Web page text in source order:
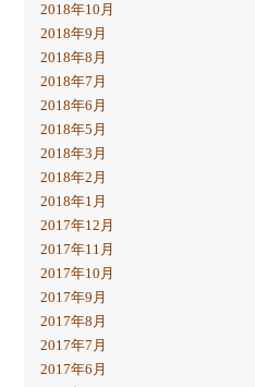
2018年10月
2018年9月
2018年8月
2018年7月
2018年6月
2018年5月
2018年3月
2018年2月
2018年1月
2017年12月
2017年11月
2017年10月
2017年9月
2017年8月
2017年7月
2017年6月